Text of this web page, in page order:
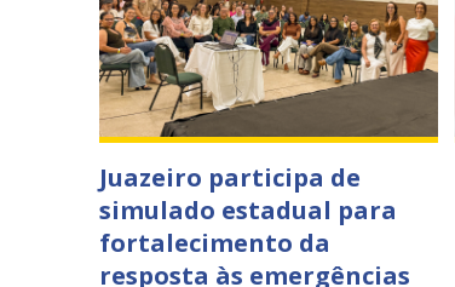
Juazeiro participa de
simulado estadual para
fortalecimento da
resposta às emergências